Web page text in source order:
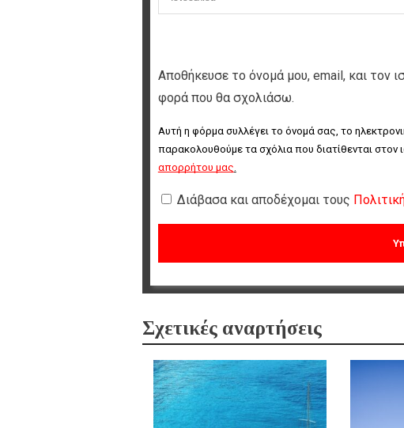
Αποθήκευσε το όνομά μου, email, και τον
φορά που θα σχολιάσω.
Αυτή η φόρμα συλλέγει το όνομά σας, το
παρακολουθούμε τα σχόλια που διατίθενται
απορρήτου μας.
Διάβασα και αποδέχομαι τους
Σχετικές αναρτήσεις